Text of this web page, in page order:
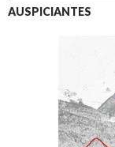
AUSPICIANTES